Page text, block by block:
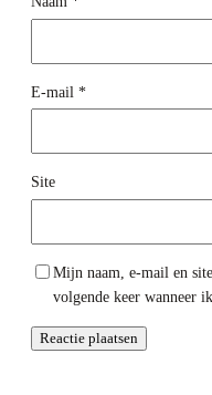
E-mail *
Site
Mijn naam, e-mail en
volgende keer wanneer